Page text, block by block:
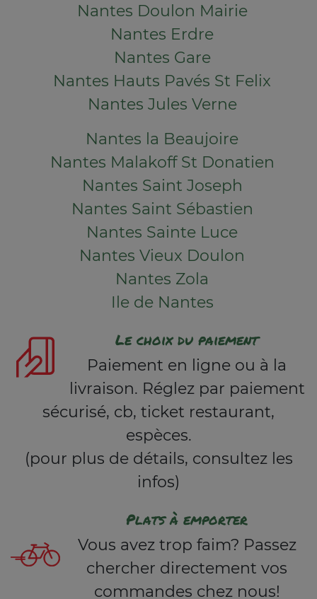
Nantes Doulon Mairie
Nantes Erdre
Nantes Gare
Nantes Hauts Pavés St Felix
Nantes Jules Verne
Nantes la Beaujoire
Nantes Malakoff St Donatien
Nantes Saint Joseph
Nantes Saint Sébastien
Nantes Sainte Luce
Nantes Vieux Doulon
Nantes Zola
Ile de Nantes
Le choix du paiement
Paiement en ligne ou à la
livraison. Réglez par paiement
sécurisé, cb, ticket restaurant,
espèces.
(pour plus de détails, consultez les
infos)
Plats à emporter
Vous avez trop faim? Passez
chercher directement vos
commandes chez nous!